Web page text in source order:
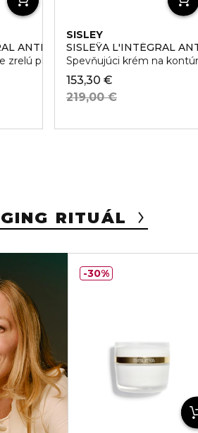
ANTI-ÂGE
zrelú pleť
SISLEY
SISLEŸA L'INTÉGRAL
Spevňujúci krém na
153,30 €
219,00 €
RITUÁL
30%